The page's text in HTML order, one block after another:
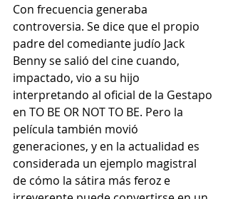
Con frecuencia generaba
controversia. Se dice que el propio
padre del comediante judío Jack
Benny se salió del cine cuando,
impactado, vio a su hijo
interpretando al oficial de la Gestapo
en TO BE OR NOT TO BE. Pero la
película también movió
generaciones, y en la actualidad es
considerada un ejemplo magistral
de cómo la sátira más feroz e